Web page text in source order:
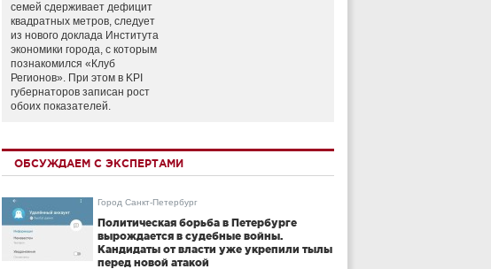
семей сдерживает дефицит
квадратных метров, следует
из нового доклада Института
экономики города, с которым
познакомился «Клуб
Регионов». При этом в KPI
губернаторов записан рост
обоих показателей.
ОБСУЖДАЕМ С ЭКСПЕРТАМИ
Город Санкт-Петербург
Политическая борьба в Петербурге
вырождается в судебные войны.
Кандидаты от власти уже укрепили тылы
перед новой атакой